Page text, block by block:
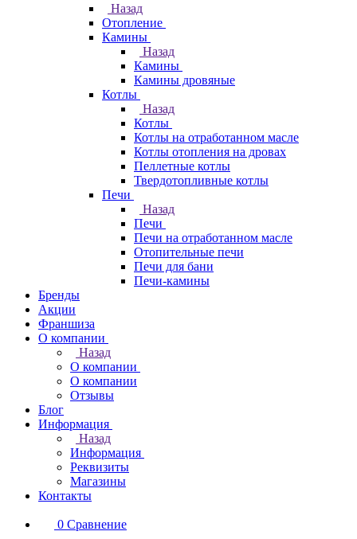
Назад
Отопление
Камины
Назад
Камины
Камины дровяные
Котлы
Назад
Котлы
Котлы на отработанном масле
Котлы отопления на дровах
Пеллетные котлы
Твердотопливные котлы
Печи
Назад
Печи
Печи на отработанном масле
Отопительные печи
Печи для бани
Печи-камины
Бренды
Акции
Франшиза
О компании
Назад
О компании
О компании
Отзывы
Блог
Информация
Назад
Информация
Реквизиты
Магазины
Контакты
0 Сравнение